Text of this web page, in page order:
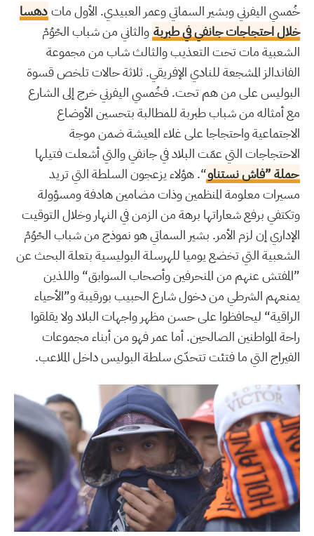
خُمسي اليفرني وبشير السماتي وعمر العبيدي. الأول مات دهسا
خلال احتجاجات جانفي في طبربة والثاني من شباب الحْوُمْ
الشعبية مات تحت التعذيب والثالث شاب من مجموعة
الفاندالز المشجعة للنادي الإفريقي. ثلاثة حالات تلخص قسوة
البوليس على من هم تحت. فخُمسي اليفرني خرج إلى الشارع
مع أمثاله من شباب طبربة للمطالبة بتحسين الأوضاع
الاجتماعية واحتجاجا على غلاء المعيشة ضمن موجة
الاحتجاجات التي عمّت البلاد في جانفي والتي أشعلت فتيلها
حملة ”فاش نستناو“. هؤلاء يزعجون السلطة التي تريد
مسيرات معلومة المنظمين وذات مضامين هادفة ومسؤولة
وتكتفي برفع شعاراتها برهة من الزمن في النهار وخلال التوقيت
الإداري إن لزم الأمر. بشير السماتي هو نموذج من شباب الحْوُمْ
الشعبية التي تخضع يوميا للهرسلة البوليسية بتعلة البحث عن
”المفتش عنهم من المنحرفين وأصحاب السوابق“ واللذين
يمنعهم الشرطي من دخول شارع الحبيب بورقيبة و”الأحياء
الراقية“ ليحافظوا على حسن مظهر واجهات البلاد ولا يقلقوا
راحة المواطنين الصالحين. أما عمر فهو من أبناء مجموعات
الفيراج التي ما فتئت تتحدّى سلطة البوليس داخل الملاعب.